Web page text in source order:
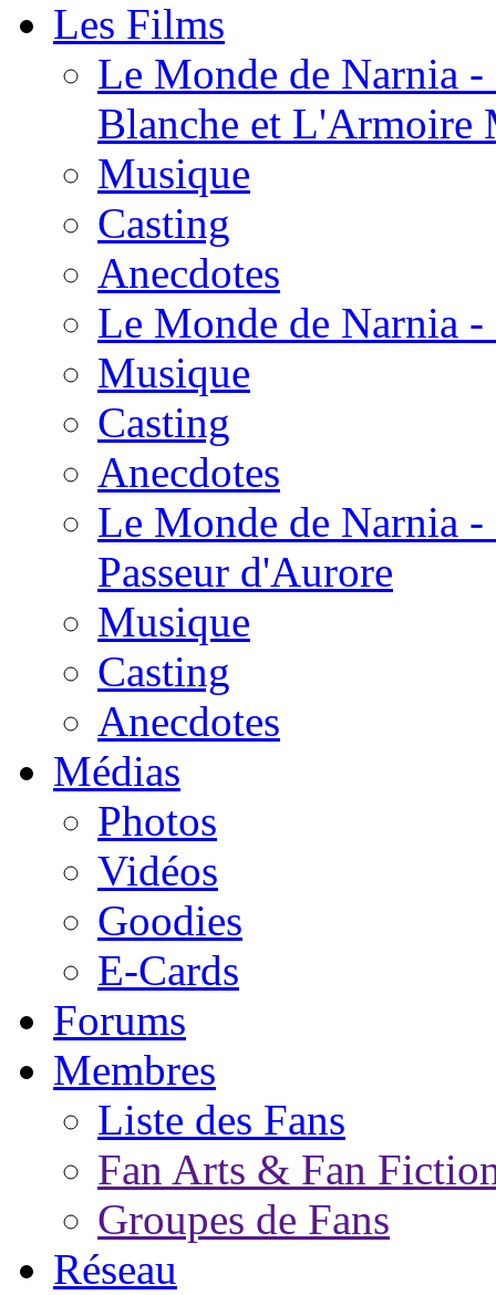
Les Films
Le Monde de Narnia
Blanche et L'Armoire
Musique
Casting
Anecdotes
Le Monde de Narnia
Musique
Casting
Anecdotes
Le Monde de Narnia
Passeur d'Aurore
Musique
Casting
Anecdotes
Médias
Photos
Vidéos
Goodies
E-Cards
Forums
Membres
Liste des Fans
Fan Arts & Fan
Groupes de Fans
Réseau